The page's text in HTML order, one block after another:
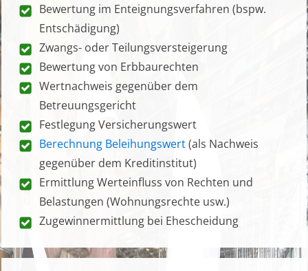
Bewertung im Enteignungsverfahren (bspw.
Entschädigung)
Zwangs- oder Teilungsversteigerung
Bewertung von Erbbaurechten
Wertnachweis gegenüber dem
Betreuungsgericht
Festlegung Versicherungswert
Berechnung Beleihungswert(als Nachweis
gegenüber dem Kreditinstitut)
Ermittlung Werteinfluss von Rechten und
Belastungen (Wohnungsrechte usw.)
Zugewinnermittlung bei Ehescheidung